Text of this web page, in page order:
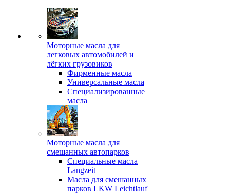
Моторные масла для
легковых автомобилей и
лёгких грузовиков
Фирменные масла
Универсальные масла
Специализированные
масла
Моторные масла для
смешанных автопарков
Специальные масла
Langzeit
Масла для смешанных
парков LKW Leichtlauf